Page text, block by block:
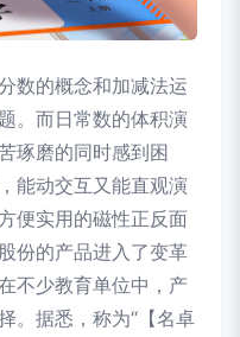
数的概念和加减法运
。而日常数的体积演
琢磨的同时感到困
能动交互又能直观演
便实用的磁性正反面
份的产品进入了变革
不少教育单位中，产
。据悉，称为“【名卓